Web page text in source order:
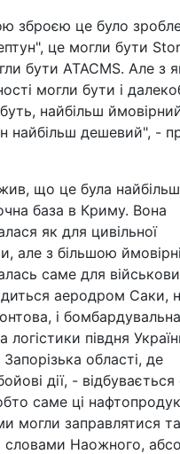
зброєю це було
це могли бути
бути ATACMS. Але з
могли бути і
найбільш
найбільш дешевий", -
що це була
база в Криму. Вона
як для цивільної
але з більшою
саме для
аеродром Саки,
і бомбардувальна
логістики півдня
області, де
дії, -
саме ці
могли заправлятися
словами Наожного,